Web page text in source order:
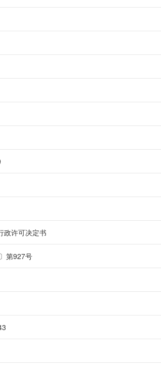
政许可决定书
第927号